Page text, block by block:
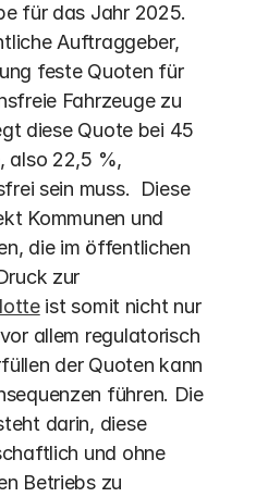
für das Jahr 2025.
Auftraggeber,
feste Quoten für
Fahrzeuge zu
diese Quote bei 45
also 22,5 %,
sein muss.  Diese
Kommunen und
die im öffentlichen
ist somit nicht nur
allem regulatorisch
der Quoten kann
führen. Die
darin, diese
und ohne
Betriebs zu